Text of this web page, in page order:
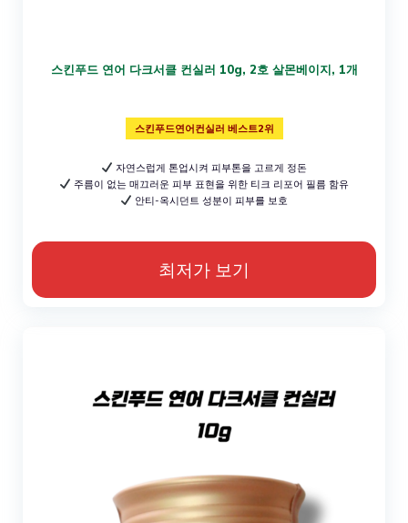
스킨푸드 연어 다크서클 컨실러 10g, 2호 살몬베이지, 1개
스킨푸드연어컨실러 베스트2위
자연스럽게 톤업시켜 피부톤을 고르게 정돈
주름이 없는 매끄러운 피부 표현을 위한 티크 리포어 필름 함유
안티-옥시던트 성분이 피부를 보호
최저가 보기